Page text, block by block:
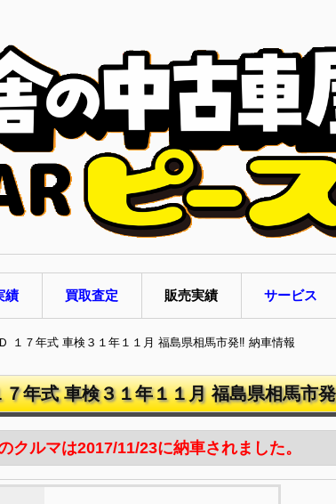
績 買取査定 販売実績 サービス
１７年式 車検３１年１１月 福島県相馬市発‼ 納車情報
年式 車検３１年１１月 福島県相馬市
クルマは2017/11/23に納車されました。